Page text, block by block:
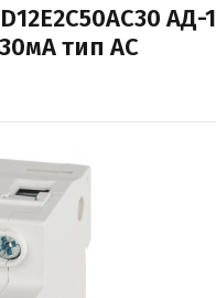
АД-
тип АС